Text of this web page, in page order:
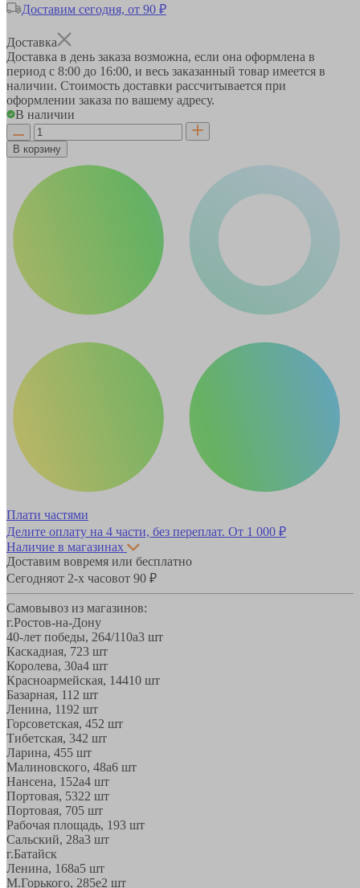
Доставим сегодня, от 90 ₽
Доставка
Доставка в день заказа возможна, если она оформлена в
период с 8:00 до 16:00, и весь заказанный товар имеется в
наличии. Стоимость доставки рассчитывается при
оформлении заказа по вашему адресу.
В наличии
В корзину
Плати частями
Делите оплату на 4 части, без переплат. От 1 000 ₽
Наличие в магазинах
Доставим вовремя или бесплатно
Сегодняот 2-х часовот 90 ₽
Самовывоз из магазинов:
г.Ростов-на-Дону
40-лет победы, 264/110а3 шт
Каскадная, 723 шт
Королева, 30а4 шт
Красноармейская, 14410 шт
Базарная, 11 2 шт
Ленина, 1192 шт
Горсоветская, 452 шт
Тибетская, 342 шт
Ларина, 455 шт
Малиновского, 48а6 шт
Нансена, 152а4 шт
Портовая, 5322 шт
Портовая, 705 шт
Рабочая площадь, 193 шт
Сальский, 28a3 шт
г.Батайск
Ленина, 168а5 шт
М.Горького, 285е2 шт